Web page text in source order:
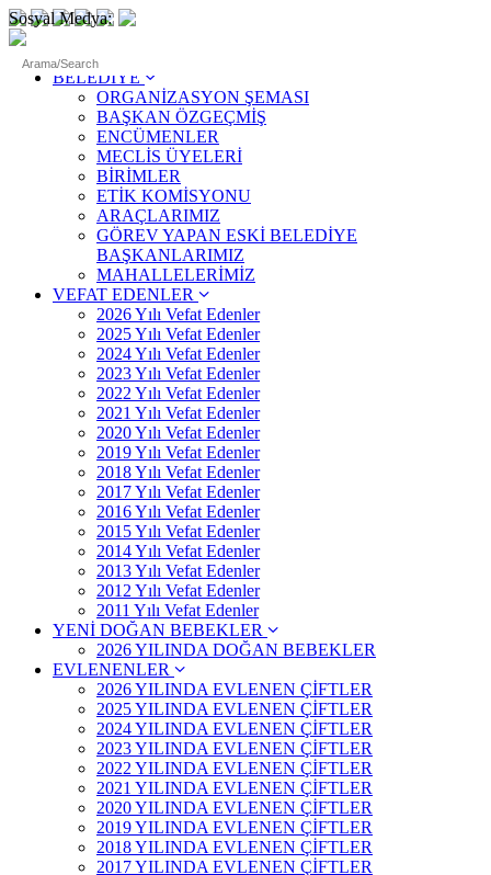
Sosyal Medya:
ANASAYFA
BELEDİYE
ORGANİZASYON ŞEMASI
BAŞKAN ÖZGEÇMİŞ
ENCÜMENLER
MECLİS ÜYELERİ
BİRİMLER
ETİK KOMİSYONU
ARAÇLARIMIZ
GÖREV YAPAN ESKİ BELEDİYE
BAŞKANLARIMIZ
MAHALLELERİMİZ
VEFAT EDENLER
2026 Yılı Vefat Edenler
2025 Yılı Vefat Edenler
2024 Yılı Vefat Edenler
2023 Yılı Vefat Edenler
2022 Yılı Vefat Edenler
2021 Yılı Vefat Edenler
2020 Yılı Vefat Edenler
2019 Yılı Vefat Edenler
2018 Yılı Vefat Edenler
2017 Yılı Vefat Edenler
2016 Yılı Vefat Edenler
2015 Yılı Vefat Edenler
2014 Yılı Vefat Edenler
2013 Yılı Vefat Edenler
2012 Yılı Vefat Edenler
2011 Yılı Vefat Edenler
YENİ DOĞAN BEBEKLER
2026 YILINDA DOĞAN BEBEKLER
EVLENENLER
2026 YILINDA EVLENEN ÇİFTLER
2025 YILINDA EVLENEN ÇİFTLER
2024 YILINDA EVLENEN ÇİFTLER
2023 YILINDA EVLENEN ÇİFTLER
2022 YILINDA EVLENEN ÇİFTLER
2021 YILINDA EVLENEN ÇİFTLER
2020 YILINDA EVLENEN ÇİFTLER
2019 YILINDA EVLENEN ÇİFTLER
2018 YILINDA EVLENEN ÇİFTLER
2017 YILINDA EVLENEN ÇİFTLER